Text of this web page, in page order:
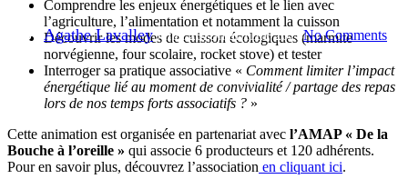
By Agathe Lavalley5 mai 2023mai 11th, 2023No Comments
Comprendre les enjeux énergétiques et le lien avec
l’agriculture, l’alimentation et notamment la cuisson
Découvrir les modes de cuisson écologiques (marmite
norvégienne, four scolaire, rocket stove) et tester
Interroger sa pratique associative « Comment limiter l’impact
énergétique lié au moment de convivialité / partage des repas
lors de nos temps forts associatifs ? »
Cette animation est organisée en partenariat avec l’AMAP « De la
Bouche à l’oreille » qui associe 6 producteurs et 120 adhérents.
Pour en savoir plus, découvrez l’association en cliquant ici.